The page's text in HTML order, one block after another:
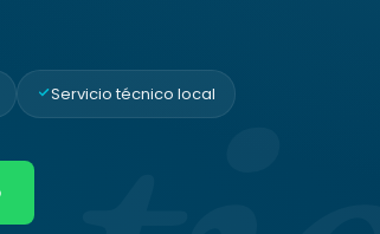
Servicio técnico local